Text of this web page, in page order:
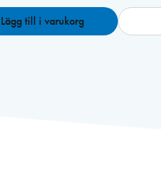
Lägg till i varukorg